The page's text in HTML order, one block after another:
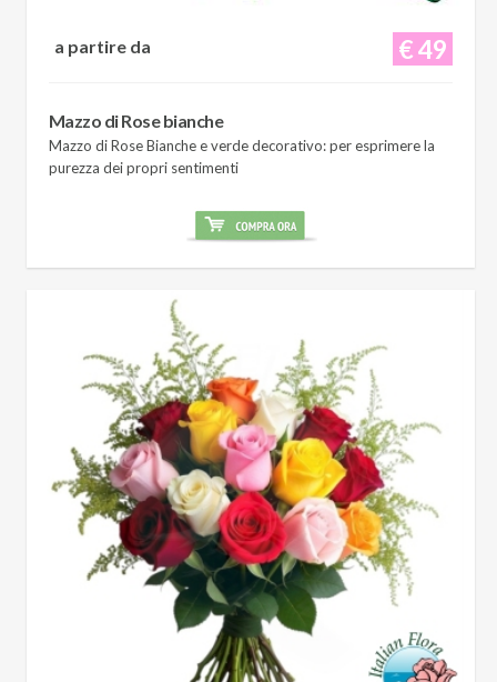
€ 49
a partire da
Mazzo di Rose bianche
Mazzo di Rose Bianche e verde decorativo: per esprimere la
purezza dei propri sentimenti